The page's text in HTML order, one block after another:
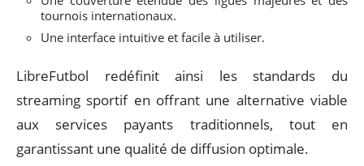
tournois internationaux.
Une interface intuitive et facile à utiliser.
LibreFutbol redéfinit ainsi les standards du
streaming sportif en offrant une alternative viable
aux services payants traditionnels, tout en
garantissant une qualité de diffusion optimale.